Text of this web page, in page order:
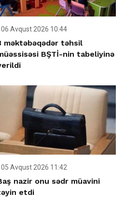
06 Avqust 2026 10:44
məktəbəqədər təhsil
BŞTİ-nin tabeliyinə
05 Avqust 2026 11:42
nazir onu sədr müavini
etdi